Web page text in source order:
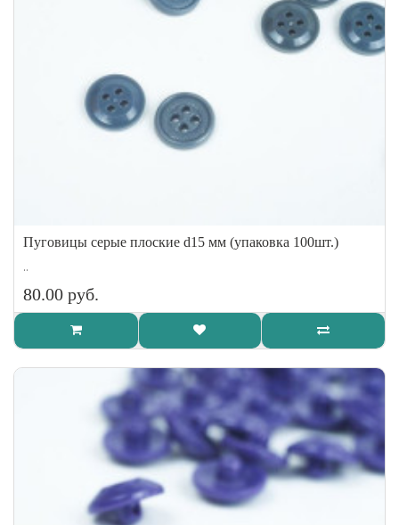
Пуговицы серые плоские d15 мм (упаковка 100шт.)
..
80.00 руб.